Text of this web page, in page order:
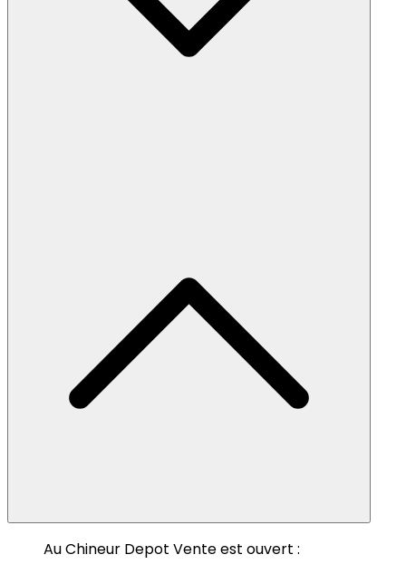
Au Chineur Depot Vente est ouvert :